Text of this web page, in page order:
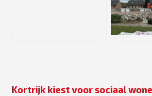
JPEG
Kortrijk kiest voor sociaal